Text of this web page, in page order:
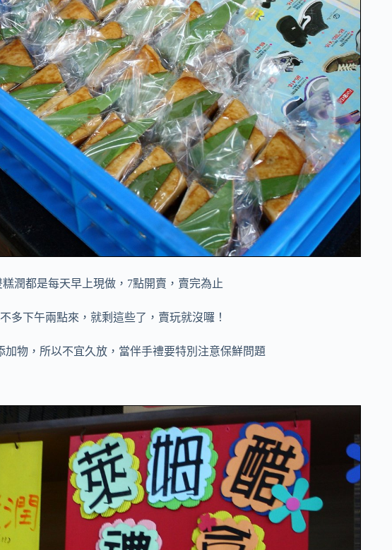
糕潤都是每天早上現做，7點開賣，賣完為止
多下午兩點來，就剩這些了，賣玩就沒囉！
加物，所以不宜久放， 當伴手禮要特別注意保鮮問題